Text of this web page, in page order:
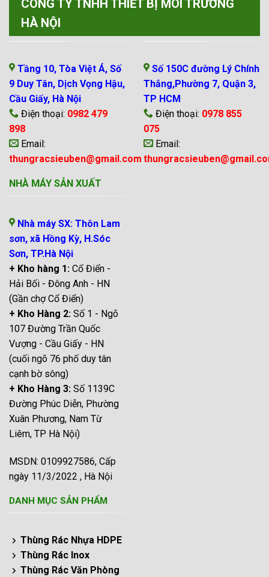
CÔNG TY TNHH THIẾT BỊ MÔI TRƯỜNG
HÀ NỘI
VP MIỀN BẮC
Tầng 10, Tòa Việt Á, Số
9 Duy Tân, Dịch Vọng Hậu,
Cầu Giấy, Hà Nội
Điện thoại: 0982 479
898
Email:
thungracsieuben@gmail.com
Số 150C đường Lý Chính
Thắng,Phường 7, Quận 3,
TP HCM
Điện thoại: 0978 855
075
Email:
NHÀ MÁY SẢN XUẤT
Nhà máy SX: Thôn Lam
sơn, xã Hồng Kỳ, H.Sóc
Sơn, TP.Hà Nội
+ Kho hàng 1: Cổ Điển -
Hải Bối - Đông Anh - HN
(Gần chợ Cổ Điển)
+ Kho Hàng 2: Số 1 - Ngõ
107 Đường Trần Quốc
Vượng - Cầu Giấy - HN
(cuối ngõ 76 phố duy tân
cạnh bờ sông)
+ Kho Hàng 3: Số 1139C
Đường Phúc Diễn, Phường
Xuân Phương, Nam Từ
Liêm, TP Hà Nội)
MSDN: 0109927586, Cấp
ngày 11/3/2022 , Hà Nội
DANH MỤC SẢN PHẨM
Thùng Rác Nhựa HDPE
Thùng Rác Inox
Thùng Rác Văn Phòng